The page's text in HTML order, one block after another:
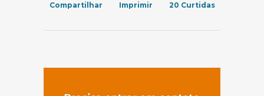
Compartilhar Imprimir 20 Curtidas